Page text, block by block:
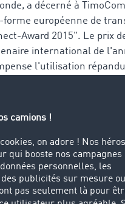
a décerné à
forme européenne de
Award 2015". Le prix
international de
l'utilisation
la plate-forme de suivi TC
Pour
cette connexion
: plus d'alternance
Telematics.
décerne des prix à des
communs. TimoCom
Telematics, Thomas